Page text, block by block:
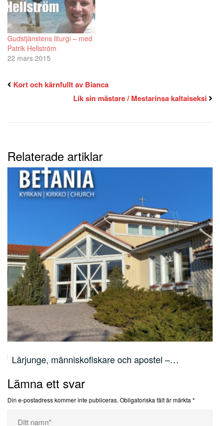
Gudstjänstens liturgi – med
Patrik Hellström
22 mars 2015
Kort och kärnfullt av Bianca
Lik sin mästare / Mestarinsa kaltaiseksi
Relaterade artiklar
Lärjunge, människofiskare och apostel –…
Lämna ett svar
Din e-postadress kommer inte publiceras. Obligatoriska fält är märkta *